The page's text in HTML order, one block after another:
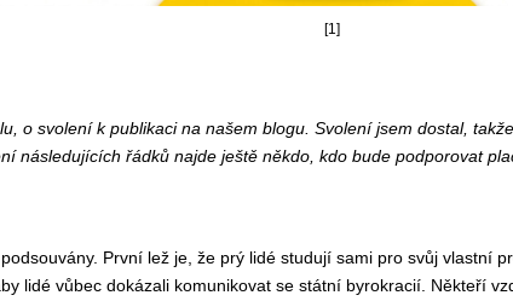
[1]
o svolení k publikaci na našem blogu. Svolení jsem dostal,
následujících řádků najde ještě někdo, kdo bude podporovat
První lež je, že prý lidé studují sami pro svůj vlastní
lidé vůbec dokázali komunikovat se státní byrokracií. Někteří